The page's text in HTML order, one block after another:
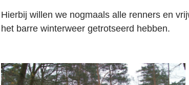
Hierbij willen we nogmaals alle renners en
het barre winterweer getrotseerd hebben.